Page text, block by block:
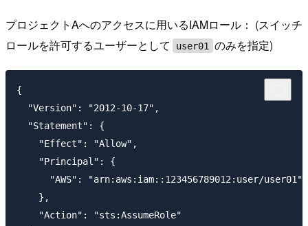
プロジェクトAへのアクセスに用いるIAMロール： (スイッチ
ロールを許可するユーザーとして
user01 のみを指定)
{
  "Version": "2012-10-17",
  "Statement": {
    "Effect": "Allow",
    "Principal": {
      "AWS": "arn:aws:iam::123456789012:user/user01"
    },
    "Action": "sts:AssumeRole"